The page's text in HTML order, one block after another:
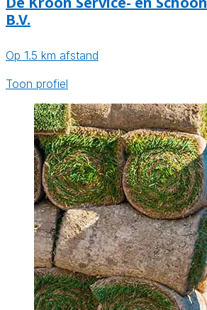
B.V.
Op 1.5 km afstand
Toon profiel